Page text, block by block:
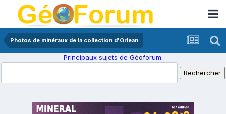
Photos de minéraux de la collection d'Orlean
Principaux sujets de Géoforum.